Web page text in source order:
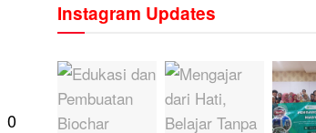
0
Instagram Updates